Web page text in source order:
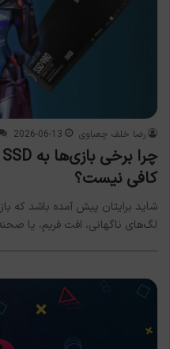
رضا خلف چعباوی 2026-06-13
کافی نیست؟
شاید برایتان پیش آمده باشد که
لگ‌های ناگهانی، افت فریم، یا